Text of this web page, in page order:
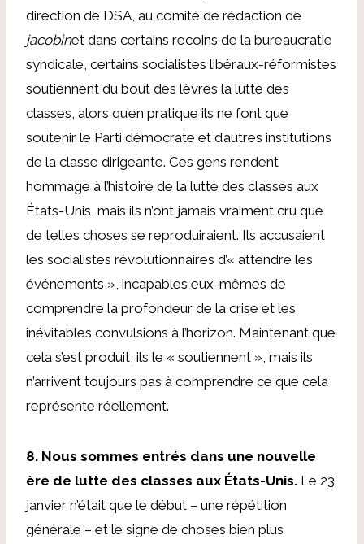
direction de DSA, au comité de rédaction de
jacobinet dans certains recoins de la bureaucratie
syndicale, certains socialistes libéraux-réformistes
soutiennent du bout des lèvres la lutte des
classes, alors qu’en pratique ils ne font que
soutenir le Parti démocrate et d’autres institutions
de la classe dirigeante. Ces gens rendent
hommage à l’histoire de la lutte des classes aux
États-Unis, mais ils n’ont jamais vraiment cru que
de telles choses se reproduiraient. Ils accusaient
les socialistes révolutionnaires d’« attendre les
événements », incapables eux-mêmes de
comprendre la profondeur de la crise et les
inévitables convulsions à l’horizon. Maintenant que
cela s’est produit, ils le « soutiennent », mais ils
n’arrivent toujours pas à comprendre ce que cela
représente réellement.
8. Nous sommes entrés dans une nouvelle
ère de lutte des classes aux États-Unis. Le 23
janvier n’était que le début – une répétition
générale – et le signe de choses bien plus